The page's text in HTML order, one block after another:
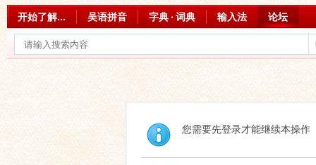
开始了解... 吴语拼音 字典 · 词典 输入法 论坛
您需要先登录才能继续本操作